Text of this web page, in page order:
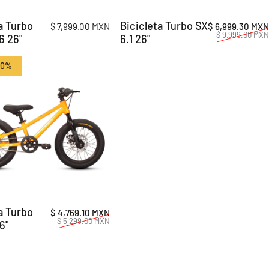
Turbo
26"
$ 7,999.00 MXN
Bicicleta Turbo SX
6.1 26"
$ 6,999.30 MXN
$ 9,999.00 MXN
Turbo
Precio de oferta
$ 4,769.10 MXNPrecio habitual
$ 5,299.00 MXN